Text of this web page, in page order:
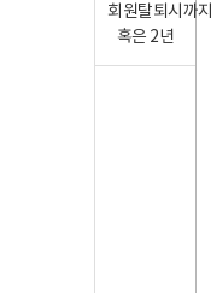
회원탈퇴시까
혹은 2년